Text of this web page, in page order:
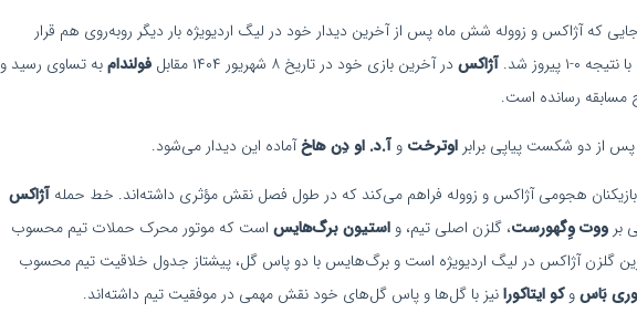
که آژاکس و زووله شش ماه پس از آخرین دیدار خود در لیگ اردیویژه بار دیگر روبه‌روی هم قرار
پیروز شد.
آژاکس در آخرین بازی خود در تاریخ ۸ شهریور ۱۴۰۴ مقابل فولندامبه تساوی رسید و
مسابقه رسانده است.
پس از دو شکست پیاپی برابر اوترخت و آ.د. او دِن هاخآماده این دیدار می‌شود.
بازیکنان هجومی آژاکس و زووله فراهم می‌کند که در طول فصل نقش مؤثری داشته‌اند. خط حمله آژاکس
بر ووت وِگهورست، گلزن اصلی تیم، و استیون برگ‌هایس است که موتور محرک حملات تیم محسوب
گلزن آژاکس در لیگ اردیویژه است و برگ‌هایس با دو پاس گل، پیشتاز جدول خلاقیت تیم محسوب
بَاسوکو ایتاکورانیز با گل‌ها و پاس گل‌های خود نقش مهمی در موفقیت تیم داشته‌اند.